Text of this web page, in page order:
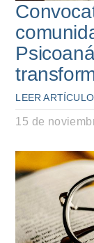
LEER
15 de